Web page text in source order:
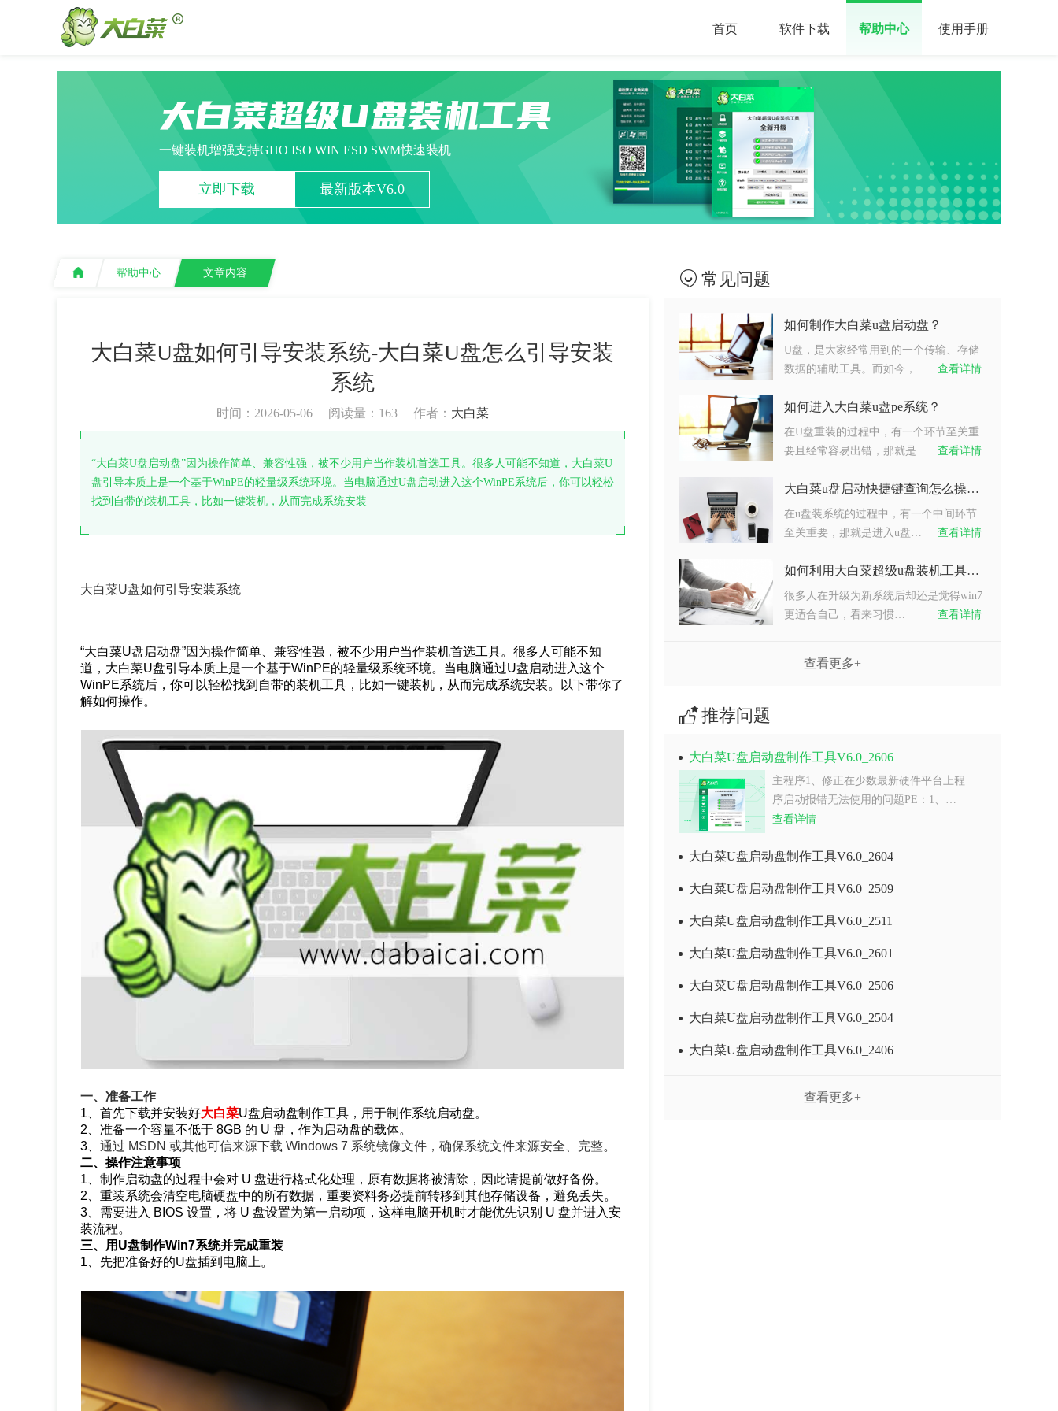
首页 软件下载 帮助中心 使用手册
大白菜超级U盘装机工具
一键装机增强支持GHO ISO WIN ESD SWM快速装机
立即下载 最新版本V6.0
帮助中心 文章内容
大白菜U盘如何引导安装系统-大白菜U盘怎么引导安装
系统
时间：2026-05-06 阅读量： 163 作者： 大白菜
“大白菜U盘启动盘”因为操作简单、兼容性强，被不少用户当作装机首选工具。很多人可能不知道，大白菜U
盘引导本质上是一个基于WinPE的轻量级系统环境。当电脑通过U盘启动进入这个WinPE系统后，你可以轻松
找到自带的装机工具，比如一键装机，从而完成系统安装
大白菜U盘如何引导安装系统
“大白菜U盘启动盘”因为操作简单、兼容性强，被不少用户当作装机首选工具。很多人可能不知
道，大白菜U盘引导本质上是一个基于WinPE的轻量级系统环境。当电脑通过U盘启动进入这个
WinPE系统后，你可以轻松找到自带的装机工具，比如一键装机，从而完成系统安装。以下带你了
解如何操作。
一、准备工作
1、首先下载并安装好大白菜U盘启动盘制作工具，用于制作系统启动盘。
2、准备一个容量不低于 8GB 的 U 盘，作为启动盘的载体。
3、通过 MSDN 或其他可信来源下载 Windows 7 系统镜像文件，确保系统文件来源安全、完整。
二、操作注意事项
1 、制作启动盘的过程中会对 U 盘进行格式化处理，原有数据将被清除，因此请提前做好备份。
2、重装系统会清空电脑硬盘中的所有数据，重要资料务必提前转移到其他存储设备，避免丢失。
3、需要进入 BIOS 设置，将 U 盘设置为第一启动项，这样电脑开机时才能优先识别 U 盘并进入安
装流程。
三、用U盘制作Win7系统并完成重装
1、先把准备好的U盘插到电脑上。
常见问题
如何制作大白菜u盘启动盘？
U盘，是大家经常用到的一个传输、存储
数据的辅助工具。而如今，…
查看详情
如何进入大白菜u盘pe系统？
在U盘重装的过程中，有一个环节至关重
要且经常容易出错，那就是…
查看详情
大白菜u盘启动快捷键查询怎么操作？
在u盘装系统的过程中，有一个中间环节
至关重要，那就是进入u盘…
查看详情
如何利用大白菜超级u盘装机工具重装系统win7？
很多人在升级为新系统后却还是觉得win7
更适合自己，看来习惯…
查看详情
查看更多+
推荐问题
大白菜U盘启动盘制作工具V6.0_2606
主程序1、修正在少数最新硬件平台上程
序启动报错无法使用的问题PE：1、…
查看详情
大白菜U盘启动盘制作工具V6.0_2604
大白菜U盘启动盘制作工具V6.0_2509
大白菜U盘启动盘制作工具V6.0_2511
大白菜U盘启动盘制作工具V6.0_2601
大白菜U盘启动盘制作工具V6.0_2506
大白菜U盘启动盘制作工具V6.0_2504
大白菜U盘启动盘制作工具V6.0_2406
查看更多+